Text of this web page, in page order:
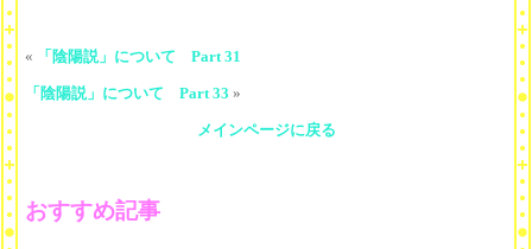
« 「陰陽説」について Part 31
「陰陽説」について Part 33 »
メインページに戻る
おすすめ記事